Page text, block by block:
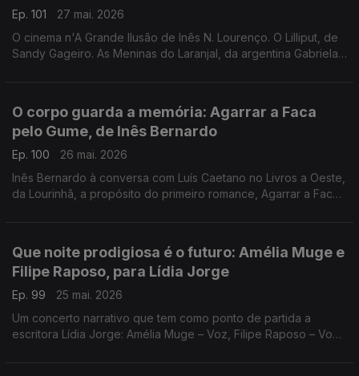
Ep. 101
27 mai. 2026
O cinema n'A Grande Ilusão de Inês N. Lourenço. O Lilliput, de
Sandy Gageiro. As Meninas do Laranjal, da argentina Gabriela
O corpo guarda a memória: Agarrar a Faca
pelo Gume, de Inês Bernardo
Ep. 100
26 mai. 2026
Inês Bernardo à conversa com Luís Caetano no Livros a Oeste,
da Lourinhã, a propósito do primeiro romance, Agarrar a Faca
Que noite prodigiosa é o futuro: Amélia Muge e
Filipe Raposo, para Lídia Jorge
Ep. 99
25 mai. 2026
Um concerto narrativo que tem como ponto de partida a
escritora Lídia Jorge: Amélia Muge – Voz, Filipe Raposo – Voz